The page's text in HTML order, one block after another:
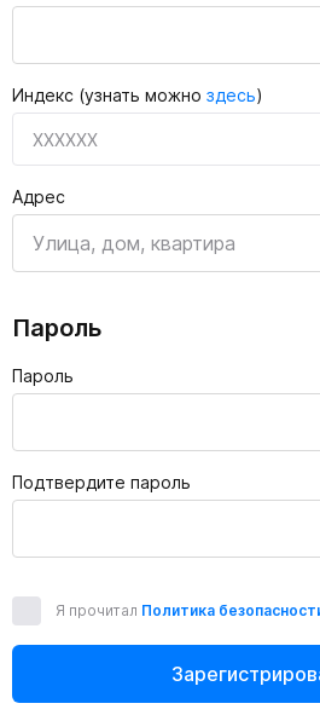
Индекс (узнать можно здесь)
Адрес
Пароль
Пароль
Подтвердите пароль
Я прочитал Политика